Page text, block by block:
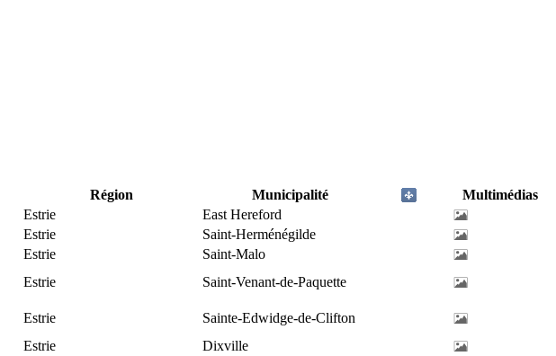
Région Municipalité
Multimédias
Estrie
East Hereford
Estrie
Saint-Herménégilde
Estrie
Saint-Malo
Estrie Saint-Venant-de-Paquette
Estrie
Sainte-Edwidge-de-Clifton
Estrie
Dixville